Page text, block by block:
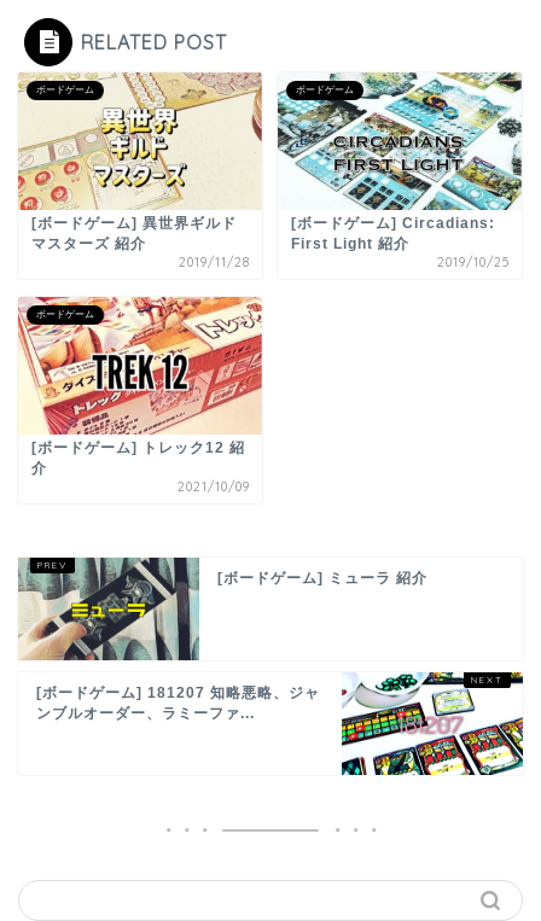
RELATED POST
ボードゲーム
[ボードゲーム] 異世界ギルド
マスターズ 紹介
2019/11/28
ボードゲーム
[ボードゲーム] Circadians:
First Light 紹介
2019/10/25
ボードゲーム
[ボードゲーム] トレック12 紹
介
2021/10/09
[ボードゲーム] ミューラ 紹介
[ボードゲーム] 181207 知略悪略、ジャ
ンブルオーダー、ラミーファ...